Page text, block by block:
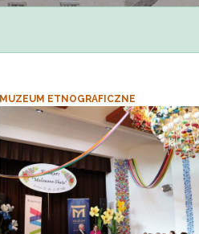
MUZEUM ETNOGRAFICZNE